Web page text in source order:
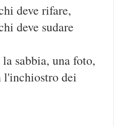
deve rifare,
deve sudare
sabbia, una foto,
l'inchiostro dei